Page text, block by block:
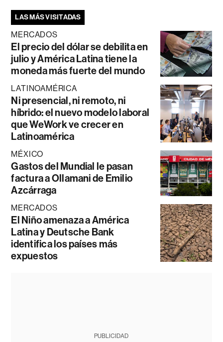
LAS MÁS VISITADAS
MERCADOS
El precio del dólar se debilita en
julio y América Latina tiene la
moneda más fuerte del mundo
LATINOAMÉRICA
Ni presencial, ni remoto, ni
híbrido: el nuevo modelo laboral
que WeWork ve crecer en
Latinoamérica
MÉXICO
Gastos del Mundial le pasan
factura a Ollamani de Emilio
Azcárraga
MERCADOS
El Niño amenaza a América
Latina y Deutsche Bank
identifica los países más
expuestos
PUBLICIDAD